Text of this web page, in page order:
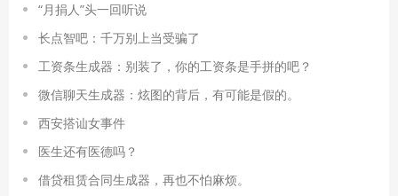
“月捐人”头一回听说
长点智吧：千万别上当受骗了
工资条生成器：别装了，你的工资条是手拼的吧？
微信聊天生成器：炫图的背后，有可能是假的。
西安搭讪女事件
医生还有医德吗？
借贷租赁合同生成器，再也不怕麻烦。